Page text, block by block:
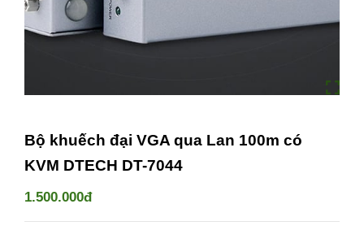
Bộ khuếch đại VGA qua Lan 100m có
KVM DTECH DT-7044
1.500.000đ